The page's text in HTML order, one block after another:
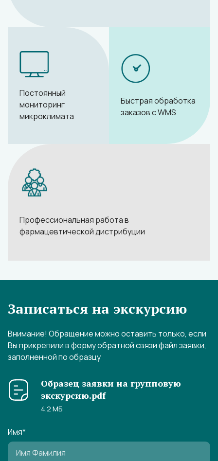
Постоянный
мониторинг
микроклимата
Быстрая обработка
заказов с WMS
Профессиональная работа в
фармацевтической дистрибуции
Записаться на экскурсию
Внимание! Обращение можно оставить только, если
Вы прикрепили в форму обратной связи файл заявки,
заполненной по образцу
Образец заявки на групповую
экскурсию.pdf
4.2 МБ
Имя*